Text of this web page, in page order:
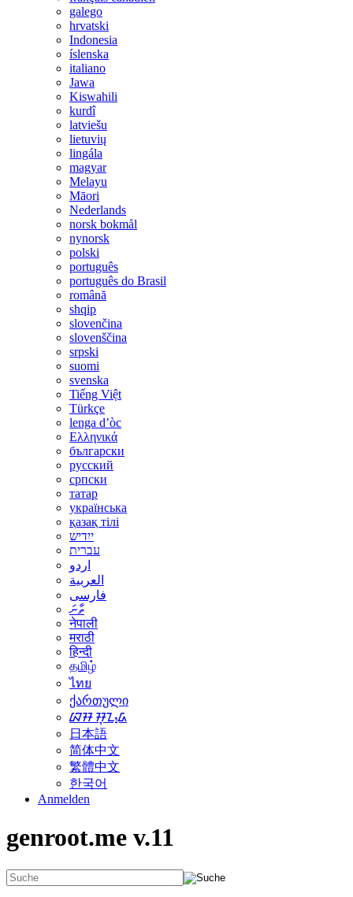
galego
hrvatski
Indonesia
íslenska
italiano
Jawa
Kiswahili
kurdî
latviešu
lietuvių
lingála
magyar
Melayu
Māori
Nederlands
norsk bokmål
nynorsk
polski
português
português do Brasil
română
shqip
slovenčina
slovenščina
srpski
suomi
svenska
Tiếng Việt
Türkçe
lenga d’òc
Ελληνικά
български
русский
српски
татар
українська
қазақ тілі
ייִדיש
עברית
اردو
العربية
فارسی
ތާނަ
नेपाली
मराठी
हिन्दी
தமிழ்
ไทย
ქართული
ᮘᮞ ᮞᮥᮔ᮪ᮓ
日本語
简体中文
繁體中文
한국어
Anmelden
genroot.me v.11